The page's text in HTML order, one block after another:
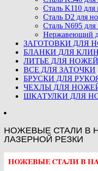
Сталь K110 для
Сталь D2 для
Сталь N695
Нержавеющий
ЗАГОТОВКИ ДЛЯ
БЛАНКИ ДЛЯ
ЛИТЬЕ ДЛЯ НОЖЕЙ
ВСЕ ДЛЯ ЗАТОЧКИ
БРУСКИ ДЛЯ
ЧЕХЛЫ ДЛЯ
ШКАТУЛКИ ДЛЯ
НОЖЕВЫЕ СТАЛИ В
ЛАЗЕРНОЙ РЕЗКИ